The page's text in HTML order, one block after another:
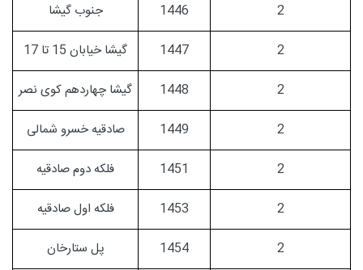
2
1446
جنوب گیشا
2
1447
گیشا خیابان 15 تا 17
2
1448
گیشا چهاردهم کوی نصر
2
1449
صادقیه خسرو شمالی
2
1451
فلکه دوم صادقیه
2
1453
فلکه اول صادقیه
2
1454
پل ستارخان